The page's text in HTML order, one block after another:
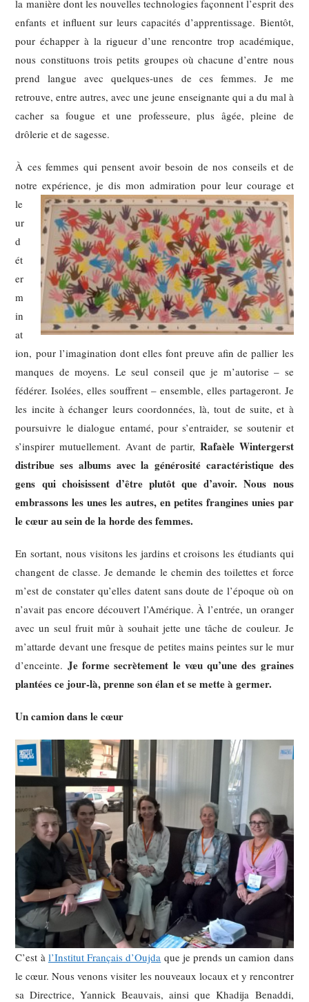
la manière dont les nouvelles technologies façonnent l’esprit des
enfants et influent sur leurs capacités d’apprentissage. Bientôt,
pour échapper à la rigueur d’une rencontre trop académique,
nous constituons trois petits groupes où chacune d’entre nous
prend langue avec quelques-unes de ces femmes. Je me
retrouve, entre autres, avec une jeune enseignante qui a du mal à
cacher sa fougue et une professeure, plus âgée, pleine de
drôlerie et de sagesse.
À ces femmes qui pensent avoir besoin de nos conseils et de
notre expérience, je dis mon admiration pour leur courage et
le
ur
d
ét
er
m
in
at
ion, pour l’imagination dont elles font preuve afin de pallier les
manques de moyens. Le seul conseil que je m’autorise – se
fédérer. Isolées, elles souffrent – ensemble, elles partageront. Je
les incite à échanger leurs coordonnées, là, tout de suite, et à
poursuivre le dialogue entamé, pour s’entraider, se soutenir et
s’inspirer mutuellement. Avant de partir, Rafaèle Wintergerst
distribue ses albums avec la générosité caractéristique des
gens qui choisissent d’être plutôt que d’avoir. Nous nous
embrassons les unes les autres, en petites frangines unies par
le cœur au sein de la horde des femmes.
En sortant, nous visitons les jardins et croisons les étudiants qui
changent de classe. Je demande le chemin des toilettes et force
m’est de constater qu’elles datent sans doute de l’époque où on
n’avait pas encore découvert l’Amérique. À l’entrée, un oranger
avec un seul fruit mûr à souhait jette une tâche de couleur. Je
m’attarde devant une fresque de petites mains peintes sur le mur
d’enceinte. Je forme secrètement le vœu qu’une des graines
plantées ce jour-là, prenne son élan et se mette à germer.
Un camion dans le cœur
C’est à l’Institut Français d’Oujda que je prends un camion dans
le cœur. Nous venons visiter les nouveaux locaux et y rencontrer
sa Directrice, Yannick Beauvais, ainsi que Khadija Benaddi,